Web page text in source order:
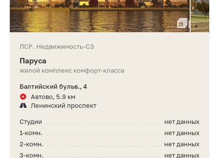
ЛСР. Недвижимость-СЗ
Паруса
жилой комплекс комфорт-класса
Балтийский бульв., 4
Автово, 5.9 км
Ленинский проспект
нет данных
Студии
нет данных
1-комн.
нет данных
2-комн.
нет данных
3-комн.